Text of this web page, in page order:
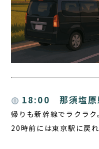
18:00 那須塩原
帰りも新幹線でラクラク
20時前には東京駅に戻れ